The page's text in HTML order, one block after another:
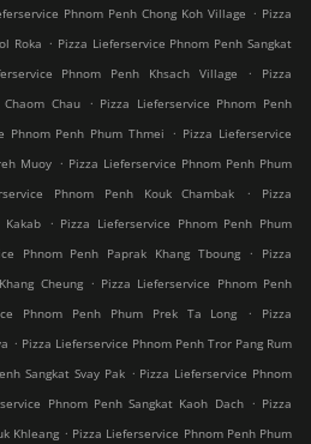
Phnom Penh Chong Koh Village . Pizza
Roka . Pizza Lieferservice Phnom Penh Sangkat
Phnom Penh Khsach Village .
Pizza
Chau
. Pizza Lieferservice Phnom Penh
Phnom Penh Phum Thmei . Pizza Lieferservice
Muoy . Pizza Lieferservice Phnom Penh Phum
Phnom Penh Kouk Chambak .
Pizza
Kakab
. Pizza Lieferservice Phnom Penh Phum
Phnom Penh Paprak Khang Tboung .
Pizza
Cheung
. Pizza Lieferservice Phnom Penh
Phnom Penh Phum Prek Ta Long .
Pizza
. Pizza Lieferservice Phnom Penh Tror Pang Rum
Sangkat Svay Pak . Pizza Lieferservice Phnom
Phnom Penh Sangkat Kaoh Dach . Pizza
Khleang . Pizza Lieferservice Phnom Penh Phum